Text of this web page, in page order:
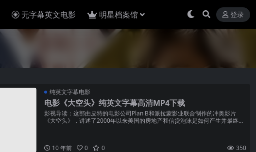
无字幕英文电影 明星档案馆 登录
纯英文字幕电影
电影《大空头》纯英文字幕高清MP4下载
影视导读：这部由皮特的电影公司Plan B和派拉蒙影业联合制作的冲奥影片
《大空头》，讲述了2000年以来美国的房地产和信贷泡沫是如何产生并最终在
10 年前 0 0 350